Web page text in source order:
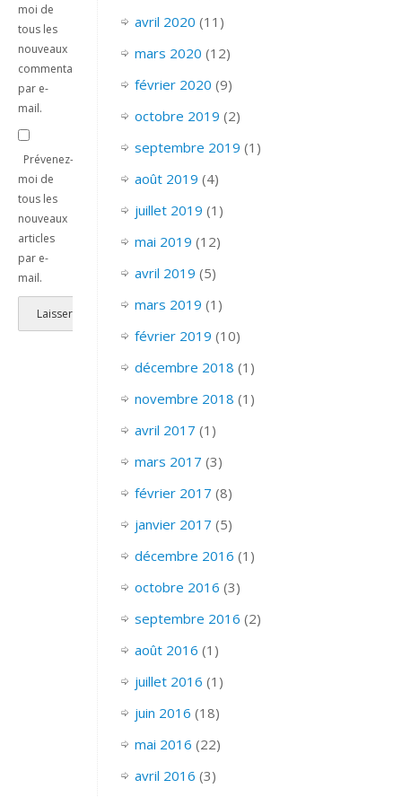
moi de
tous les
nouveaux
commentaires
par e-
mail.
Prévenez-
moi de
tous les
nouveaux
articles
par e-
mail.
avril 2020 (11)
mars 2020 (12)
février 2020 (9)
octobre 2019 (2)
septembre 2019 (1)
août 2019 (4)
juillet 2019 (1)
mai 2019 (12)
avril 2019 (5)
mars 2019 (1)
février 2019 (10)
décembre 2018 (1)
novembre 2018 (1)
avril 2017 (1)
mars 2017 (3)
février 2017 (8)
janvier 2017 (5)
décembre 2016 (1)
octobre 2016 (3)
septembre 2016 (2)
août 2016 (1)
juillet 2016 (1)
juin 2016 (18)
mai 2016 (22)
avril 2016 (3)